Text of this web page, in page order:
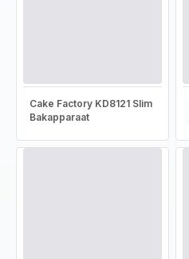
Cake Factory KD8121 Slim
Bakapparaat